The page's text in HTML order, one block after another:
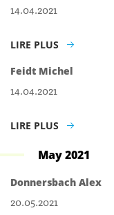
14.04.2021
LIRE PLUS
Feidt Michel
14.04.2021
LIRE PLUS
May 2021
Donnersbach Alex
20.05.2021